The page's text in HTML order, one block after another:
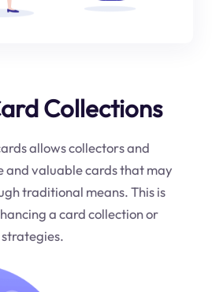
Collections
allows collectors and
and valuable cards that may
traditional means. This is
a card collection or